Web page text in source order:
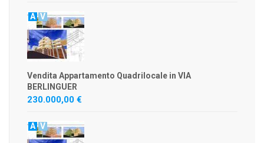
A V
Vendita Appartamento Quadrilocale in VIA
BERLINGUER
230.000,00 €
A V